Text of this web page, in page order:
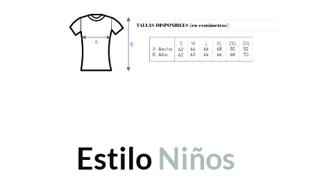
Estilo Niños